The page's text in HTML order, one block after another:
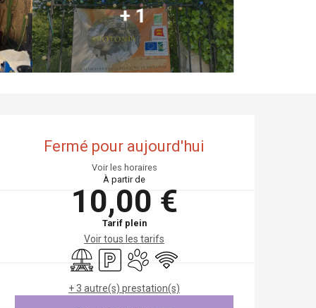
+ 1
Fermé pour aujourd'hui
Voir les horaires
À partir de
10,00 €
Tarif plein
Voir tous les tarifs
Aire de pique nique
ParkingAnimaux acceptés
WiFi
+ 3 autre(s) prestation(s)